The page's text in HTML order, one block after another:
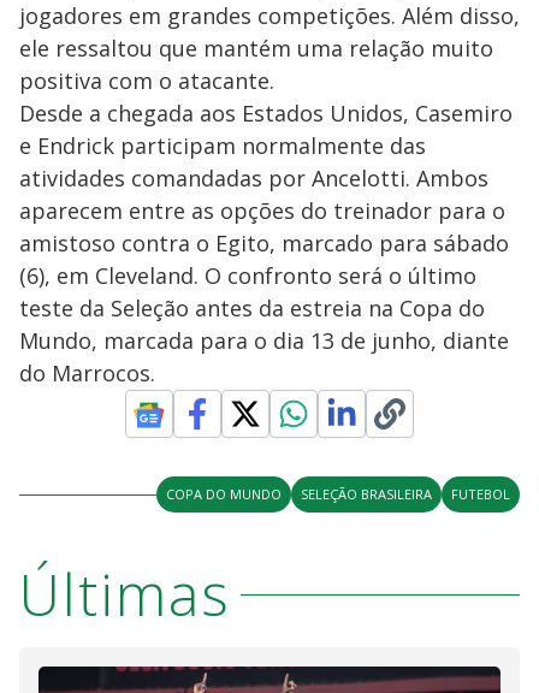
jogadores em grandes competições. Além disso,
ele ressaltou que mantém uma relação muito
positiva com o atacante.
Desde a chegada aos Estados Unidos, Casemiro
e Endrick participam normalmente das
atividades comandadas por Ancelotti. Ambos
aparecem entre as opções do treinador para o
amistoso contra o Egito, marcado para sábado
(6), em Cleveland. O confronto será o último
teste da Seleção antes da estreia na Copa do
Mundo, marcada para o dia 13 de junho, diante
do Marrocos.
COPA DO MUNDO SELEÇÃO BRASILEIRA FUTEBOL
Últimas